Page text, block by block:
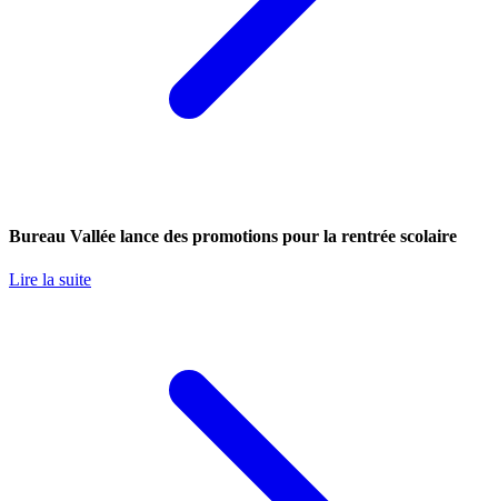
Bureau Vallée lance des promotions pour la rentrée scolaire
Lire la suite